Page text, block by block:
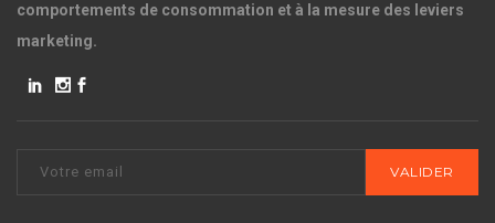
comportements de consommation et à la mesure des leviers
marketing.